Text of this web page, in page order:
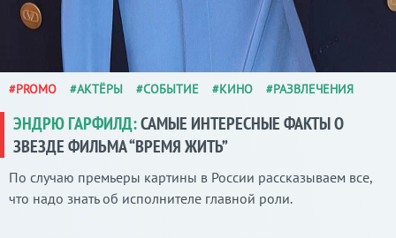
#PROMO #АКТЁРЫ #СОБЫТИЕ #КИНО #РАЗВЛЕЧЕНИЯ
ЭНДРЮ ГАРФИЛД:САМЫЕ ИНТЕРЕСНЫЕ ФАКТЫ О
ЗВЕЗДЕ ФИЛЬМА “ВРЕМЯ ЖИТЬ”
По случаю премьеры картины в России рассказываем все,
что надо знать об исполнителе главной роли.